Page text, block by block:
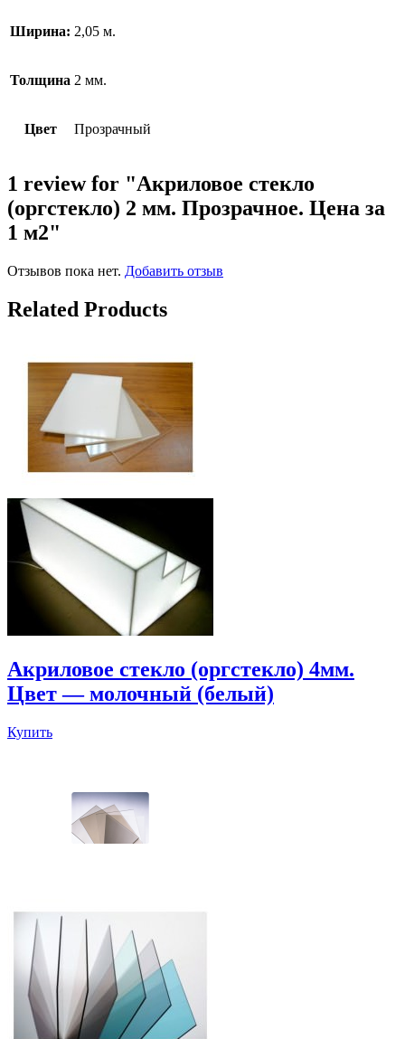
Ширина: 2,05 м.
Толщина 2 мм.
Цвет Прозрачный
1 review for "Акриловое стекло
(оргстекло) 2 мм. Прозрачное. Цена за
1 м2"
Отзывов пока нет. Добавить отзыв
Related Products
Акриловое стекло (оргстекло) 4мм.
Цвет — молочный (белый)
Купить